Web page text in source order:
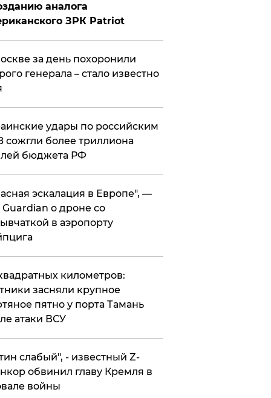
аналога
ЗРК Patriot
за день похоронили
генерала – стало известно
удары по российским
сожгли более триллиона
бюджета РФ
эскалация в Европе", —
Guardian о дроне со
в аэропорту
километров:
засняли крупное
пятно у порта Тамань
атаки ВСУ
слабый", - известный Z-
обвинил главу Кремля в
войны